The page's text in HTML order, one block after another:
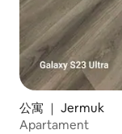
公寓 ｜ Jermuk
Apartament